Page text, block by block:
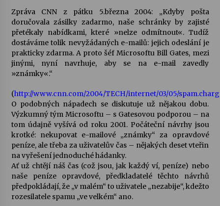
Veselí muzikanti
30. 7. 2026
28. 7. 2026
Letní koncerty ve Stromovce: Kolchoz a
Jenakaši
28. 7. 2026
Votavžatský ploty
23. 7. 2026
Zpráva CNN z pátku 5.března 2004: „Kdyby pošta
doručovala zásilky zadarmo, naše schránky by zajisté
přetékaly nabídkami, které »nelze odmítnout«. Tudíž
dostáváme tolik nevyžádaných e-mailů: jejich odeslání je
prakticky zdarma. A proto šéf Microsoftu Bill Gates, mezi
jinými, nyní navrhuje, aby se na e-mail zavedly
»známky«.“
(http://www.cnn.com/2004/TECH/internet/03/05/
O podobných nápadech se diskutuje už nějakou dobu.
Výzkumný tým Microsoftu – s Gatesovou podporou – na
tom údajně vyšívá od roku 2001. Počáteční návrhy jsou
krotké: nekupovat e-mailové „známky“ za opravdové
peníze, ale třeba za uživatelův čas – nějakých deset vteřin
na vyřešení jednoduché hádanky.
Ať už chtějí náš čas (což jsou, jak každý ví, peníze) nebo
naše peníze opravdové, předkladatelé těchto návrhů
předpokládají, že „v malém“ to uživatele „nezabije“, kdežto
rozesilatele spamu „ve velkém“ ano.